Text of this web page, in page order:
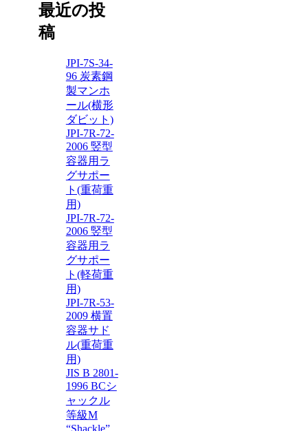
最近の投
稿
JPI-7S-34-
96 炭素鋼
製マンホ
ール(横形
ダビット)
JPI-7R-72-
2006 竪型
容器用ラ
グサポー
ト(重荷重
用)
JPI-7R-72-
2006 竪型
容器用ラ
グサポー
ト(軽荷重
用)
JPI-7R-53-
2009 横置
容器サド
ル(重荷重
用)
JIS B 2801-
1996 BCシ
ャックル
等級M
“Shackle”